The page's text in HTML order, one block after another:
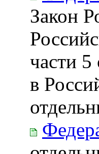
Закон
части
в